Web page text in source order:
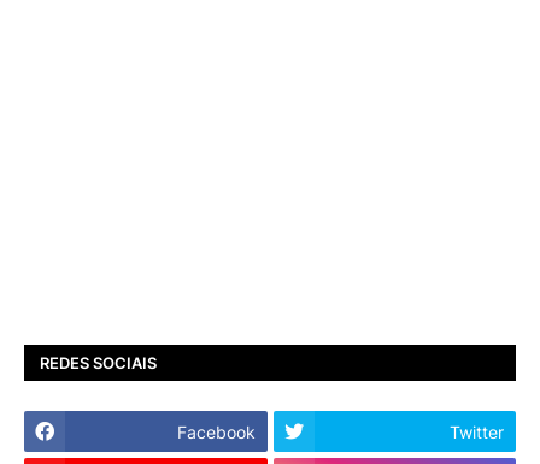
REDES SOCIAIS
Facebook Twitter